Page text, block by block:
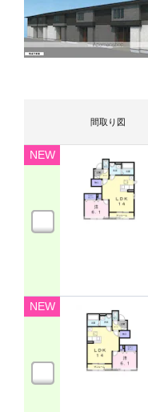
間取り図
NEW
NEW